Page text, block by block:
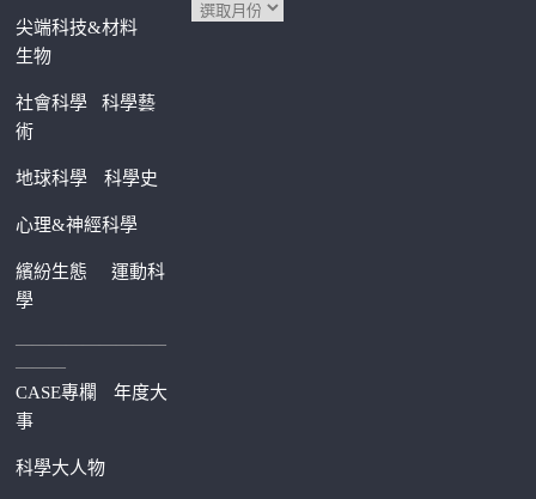
尖端科技&材料
生物
社會科學科學藝
術
地球科學 科學史
心理&神經科學
繽紛生態運動科
學
—————————
———
CASE專欄
年度大
事
科學大人物